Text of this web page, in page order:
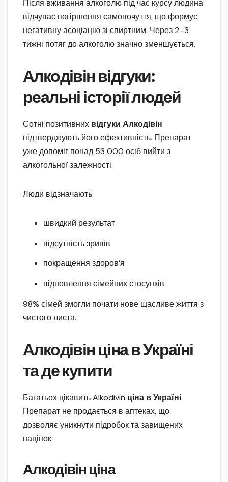
Після вживання алкоголю під час курсу людина
відчуває погіршення самопочуття, що формує
негативну асоціацію зі спиртним. Через 2–3
тижні потяг до алкоголю значно зменшується.
Алкодівін відгуки:
реальні історії людей
Сотні позитивних відгуки Алкодівін
підтверджують його ефективність. Препарат
уже допоміг понад 53 000 осіб вийти з
алкогольної залежності.
Люди відзначають:
швидкий результат
відсутність зривів
покращення здоров’я
відновлення сімейних стосунків
98% сімей змогли почати нове щасливе життя з
чистого листа.
Алкодівін ціна в Україні
та де купити
Багатьох цікавить Alkodivin ціна в Україні.
Препарат не продається в аптеках, що
дозволяє уникнути підробок та завищених
націнок.
Алкодівін ціна